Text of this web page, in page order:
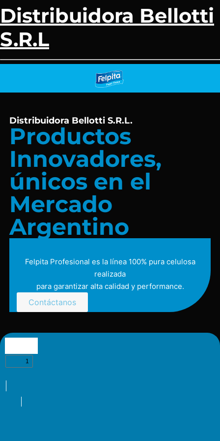
Distribuidora Bellotti
S.R.L
Distribuidora Bellotti S.R.L.
Productos
Innovadores,
únicos en el
Mercado
Argentino
Felpita Profesional es la línea 100% pura celulosa
realizada
para garantizar alta calidad y performance.
Contáctanos